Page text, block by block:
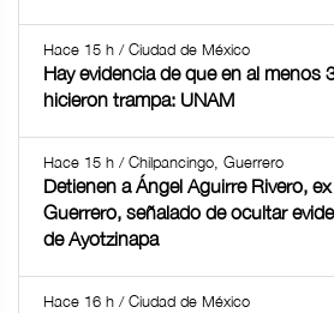
Hace 15 h / Ciudad de México
Hay evidencia de que en al menos
hicieron trampa: UNAM
Hace 15 h / Chilpancingo, Guerrero
Detienen a Ángel Aguirre Rivero,
Guerrero, señalado de ocultar
de Ayotzinapa
Hace 16 h / Ciudad de México